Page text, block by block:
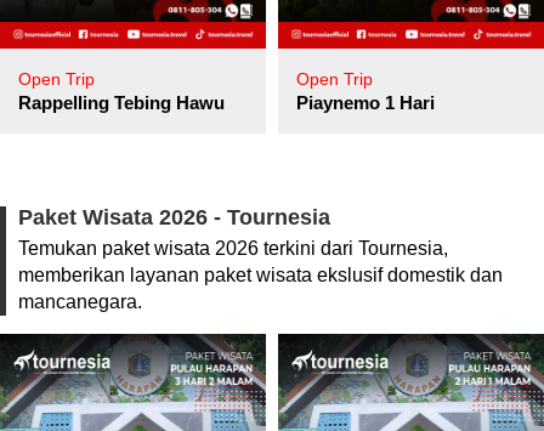
Open Trip
Rappelling Tebing Hawu
Open Trip
Piaynemo 1 Hari
Paket Wisata 2026 - Tournesia
Temukan paket wisata 2026 terkini dari Tournesia,
memberikan layanan paket wisata ekslusif domestik dan
mancanegara.